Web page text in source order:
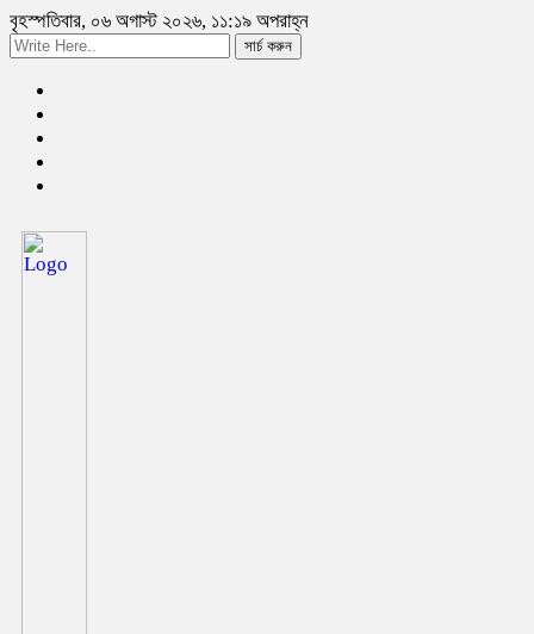
বৃহস্পতিবার, ০৬ অগাস্ট ২০২৬, ১১:১৯ অপরাহ্ন
সার্চ করুন